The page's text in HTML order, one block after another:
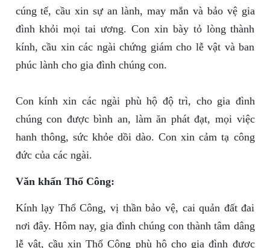
cúng tế, cầu xin sự an lành, may mắn và bảo vệ gia
đình khỏi mọi tai ương. Con xin bày tỏ lòng thành
kính, cầu xin các ngài chứng giám cho lễ vật và ban
phúc lành cho gia đình chúng con.
Con kính xin các ngài phù hộ độ trì, cho gia đình
chúng con được bình an, làm ăn phát đạt, mọi việc
hanh thông, sức khỏe dồi dào. Con xin cảm tạ công
đức của các ngài.
Văn khấn Thổ Công:
Kính lạy Thổ Công, vị thần bảo vệ, cai quản đất đai
nơi đây. Hôm nay, gia đình chúng con thành tâm dâng
lễ vật, cầu xin Thổ Công phù hộ cho gia đình được